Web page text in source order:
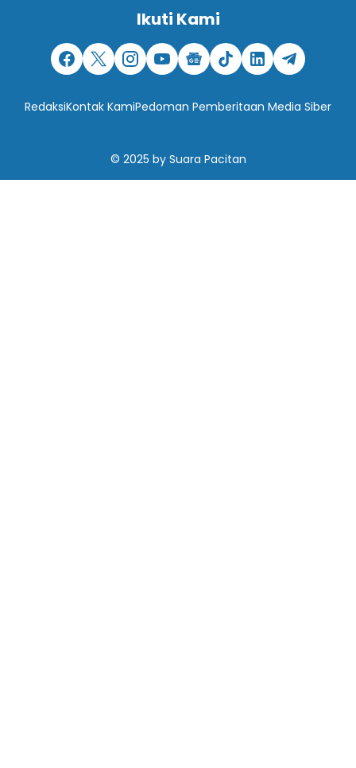
Ikuti Kami
RedaksiKontak KamiPedoman Pemberitaan Media Siber
© 2025 by Suara Pacitan